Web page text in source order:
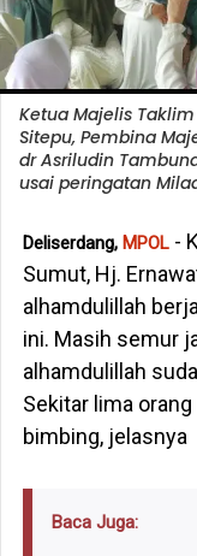
Ketua Majelis
Sitepu, Pembina
dr Asriludin
usai peringatan
Deliserdang, MPOL-
Sumut, Hj.
alhamdulillah
ini. Masih semur
alhamdulillah
Sekitar lima
bimbing, jelasnya
Baca Juga: